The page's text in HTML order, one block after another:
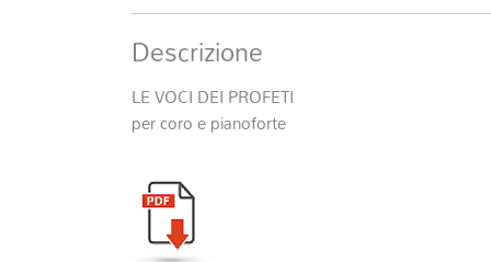
Descrizione
LE VOCI DEI PROFETI
per coro e pianoforte